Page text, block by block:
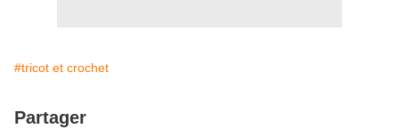
#tricot et crochet
Partager